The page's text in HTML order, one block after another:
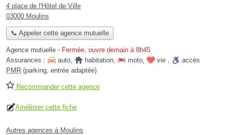
4 place de l'Hôtel de Ville
03000 Moulins
📞 Appeler cette agence mutuelle
Agence mutuelle - Fermée, ouvre demain à 8h45
Assurances :
auto, habitation, moto, vie ,
accès
PMR (parking, entrée adaptée)
Recommander cette agence
Améliorer cette fiche
Autres agences à Moulins